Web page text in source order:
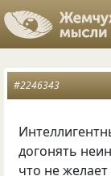
#2246343
догонять
что не